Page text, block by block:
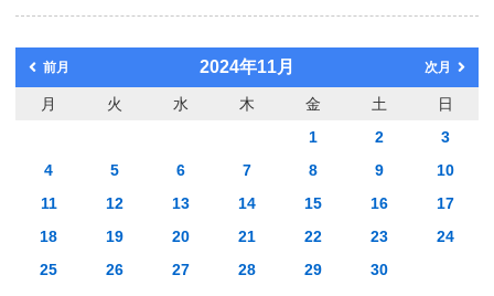
前月 2024年11月 次月
月 火 水 木 金 土
日
1
2
3
4
5 6 7 8 9
10
11
12 13 14 15 16
17
18
19 20 21 22 23
24
25
26 27 28 29 30